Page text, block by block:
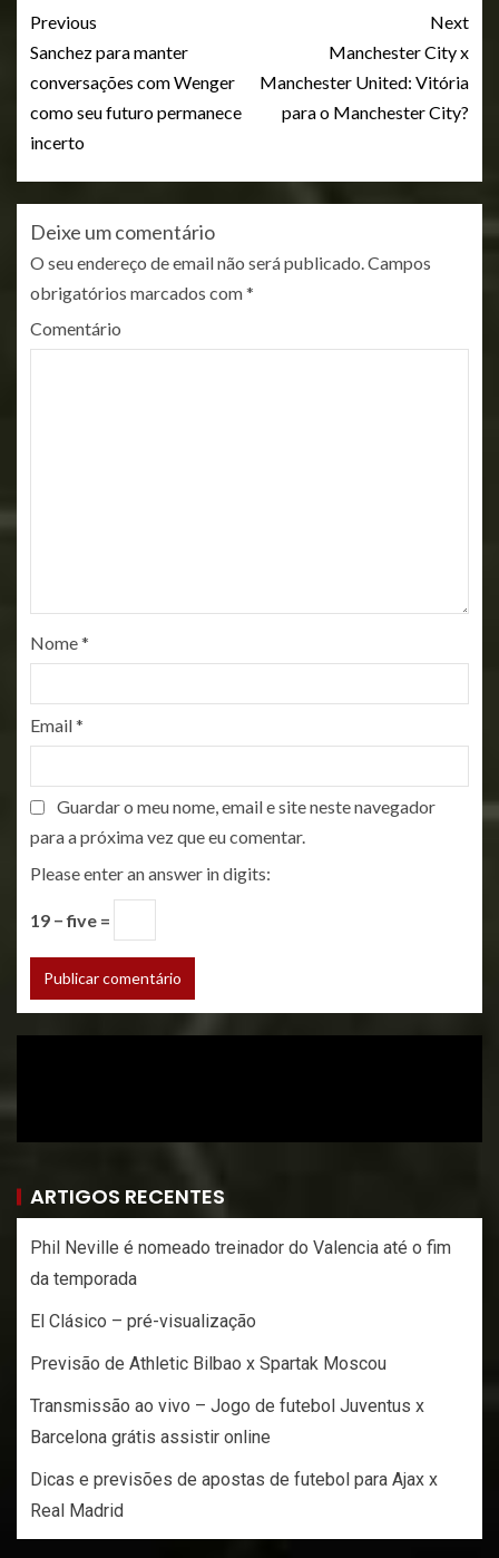
Previous
Sanchez para manter
conversações com Wenger
como seu futuro permanece
incerto
Next
Manchester City x
Manchester United: Vitória
para o Manchester City?
Deixe um comentário
O seu endereço de email não será publicado.Campos
obrigatórios marcados com*
Comentário
Nome*
Email*
Guardar o meu nome, email e site neste navegador
para a próxima vez que eu comentar.
Please enter an answer in digits:
19 − five =
ARTIGOS RECENTES
Phil Neville é nomeado treinador do Valencia até o fim
da temporada
El Clásico – pré-visualização
Previsão de Athletic Bilbao x Spartak Moscou
Transmissão ao vivo – Jogo de futebol Juventus x
Barcelona grátis assistir online
Dicas e previsões de apostas de futebol para Ajax x
Real Madrid